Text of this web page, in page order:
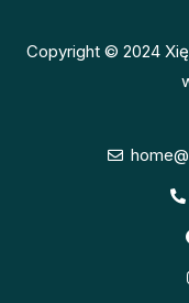
Copyright © 2024